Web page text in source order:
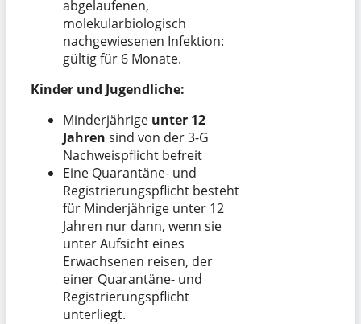
abgelaufenen,
molekularbiologisch
nachgewiesenen Infektion:
gültig für 6 Monate.
Kinder und Jugendliche:
Minderjährige unter 12
Jahren sind von der 3-G
Nachweispflicht befreit
Eine Quarantäne- und
Registrierungspflicht besteht
für Minderjährige unter 12
Jahren nur dann, wenn sie
unter Aufsicht eines
Erwachsenen reisen, der
einer Quarantäne- und
Registrierungspflicht
unterliegt.